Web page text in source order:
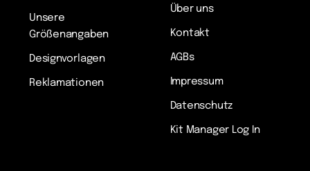
Unsere
Größenangaben
Designvorlagen
Reklamationen
Über uns
Kontakt
AGBs
Impressum
Datenschutz
Kit Manager Log In